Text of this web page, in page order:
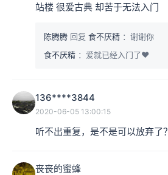
站楼 很爱古典 却苦于无法入门
陈腾腾 回复 食不厌精 ：谢谢你
食不厌精 ：爱就已经入门了♥
136****3844
2020-06-05 13:00:15
听不出重复，是不是可以放弃了？
丧丧的蜜蜂